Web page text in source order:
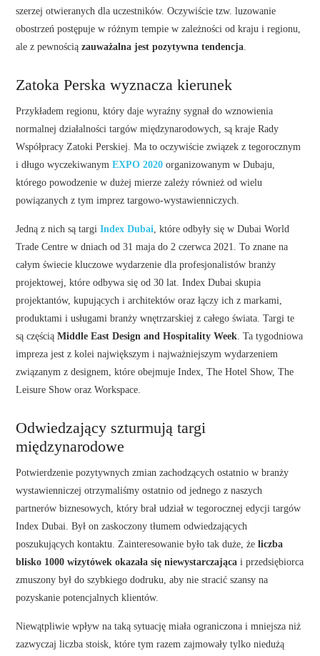
szerzej otwieranych dla uczestników. Oczywiście tzw. luzowanie
obostrzeń postępuje w różnym tempie w zależności od kraju i regionu,
ale z pewnościązauważalna jest pozytywna tendencja
Zatoka Perska wyznacza kierunek
Przykładem regionu, który daje wyraźny sygnał do wznowienia
normalnej działalności targów międzynarodowych, są kraje Rady
Współpracy Zatoki Perskiej. Ma to oczywiście związek z tegorocznym
i długo wyczekiwanymEXPO 2020 organizowanym w Dubaju,
którego powodzenie w dużej mierze zależy również od wielu
powiązanych z tym imprez targowo-wystawienniczych.
Jedną z nich są targiIndex Dubai , które odbyły się w Dubai World
Trade Centre w dniach od 31 maja do 2 czerwca 2021. To znane na
całym świecie kluczowe wydarzenie dla profesjonalistów branży
projektowej, które odbywa się od 30 lat. Index Dubai skupia
projektantów, kupujących i architektów oraz łączy ich z markami,
produktami i usługami branży wnętrzarskiej z całego świata. Targi te
są częściąMiddle East Design and Hospitality Week . Ta tygodniowa
impreza jest z kolei największym i najważniejszym wydarzeniem
związanym z designem, które obejmuje Index, The Hotel Show, The
Leisure Show oraz Workspace.
Odwiedzający szturmują targi
międzynarodowe
Potwierdzenie pozytywnych zmian zachodzących ostatnio w branży
wystawienniczej otrzymaliśmy ostatnio od jednego z naszych
partnerów biznesowych, który brał udział w tegorocznej edycji targów
Index Dubai. Był on zaskoczony tłumem odwiedzających
poszukujących kontaktu. Zainteresowanie było tak duże, żeliczba
blisko 1000 wizytówek okazała się niewystarczająca i przedsiębiorca
zmuszony był do szybkiego dodruku, aby nie stracić szansy na
pozyskanie potencjalnych klientów.
Niewątpliwie wpływ na taką sytuację miała ograniczona i mniejsza niż
zazwyczaj liczba stoisk, które tym razem zajmowały tylko niedużą